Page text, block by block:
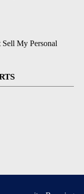
My Personal